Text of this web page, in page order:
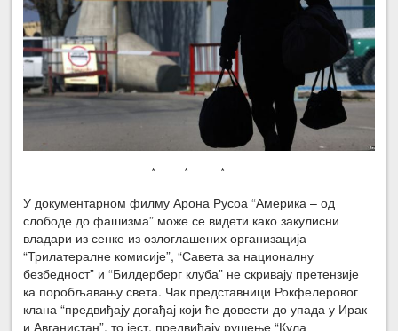
* * *
У документарном филму Арона Русоа “Америка – од
слободе до фашизма” може се видети како закулисни
владари из сенке из озлоглашених организација
“Трилатералне комисије”, “Савета за националну
безбедност” и “Билдерберг клуба” не скривају претензије
ка поробљавању света. Чак представници Рокфелеровог
клана “предвиђају догађај који ће довести до упада у Ирак
и Авганистан”, то јест, предвиђају рушење “Кула